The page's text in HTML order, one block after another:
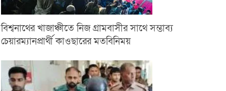
বিশ্বনাথের খাজাঞ্চীতে নিজ গ্রামবাসীর সাথে সম্ভাব্য
চেয়ারম্যানপ্রার্থী কাওছারের মতবিনিময়